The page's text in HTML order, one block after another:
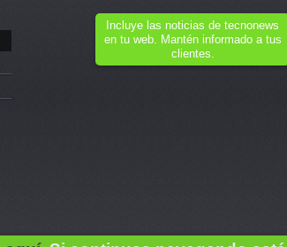
Incluye las noticias de tecnonews
en tu web. Mantén informado a tus
clientes.